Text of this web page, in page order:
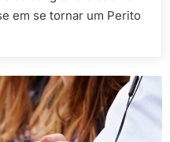
em se tornar um Perito